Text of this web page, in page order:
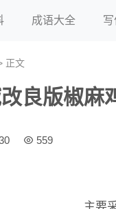
成语大全
正文
良版椒麻
559